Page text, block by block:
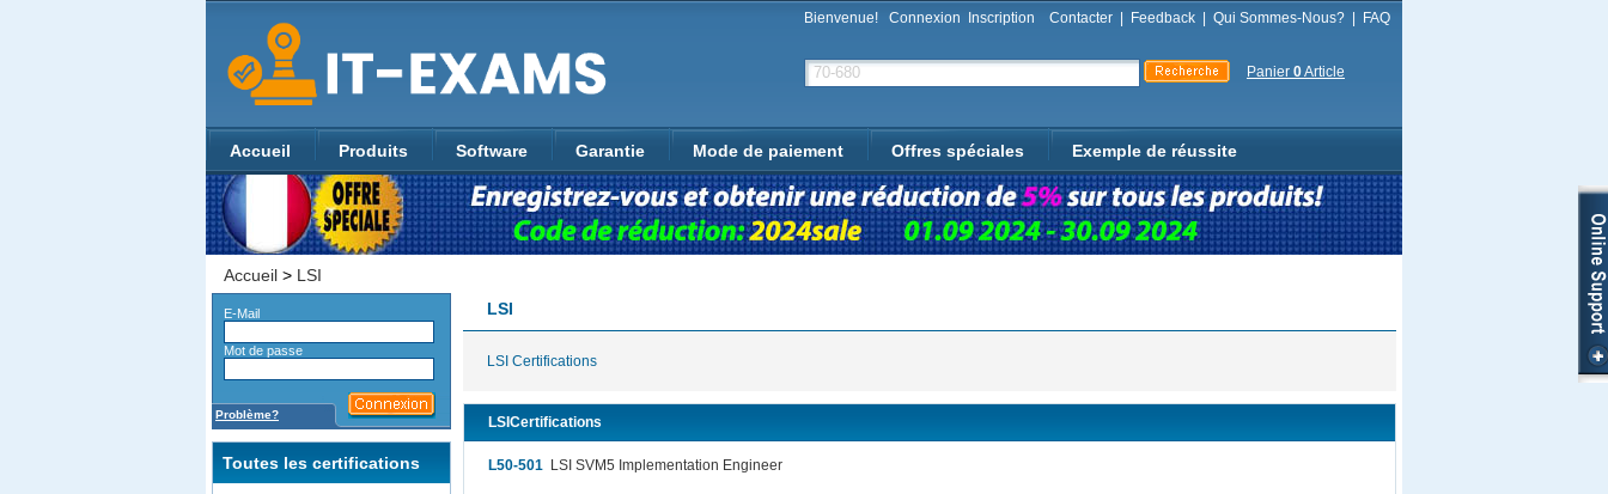
Bienvenue! Connexion Inscription Contacter Feedback Qui Sommes-Nous? FAQ
Panier 0Article
Accueil Produits Software Garantie Mode de paiement Offres spéciales Exemple de réussite
Accueil > LSI
E-Mail
Mot de passe
Problème?
Toutes les certifications
LSI
LSI Certifications
LSICertifications
L50-501 LSI SVM5 Implementation Engineer